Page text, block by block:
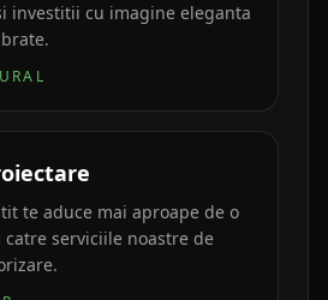
investitii cu imagine eleganta
te aduce mai aproape de o
serviciile noastre de